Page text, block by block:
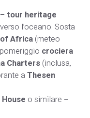
tour heritage
verso l’oceano. Sosta
Africa (meteo
crociera
Charters (inclusa,
aThesen
o similare –